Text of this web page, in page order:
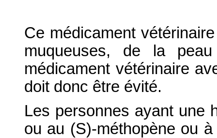
Ce médicament
muqueuses, de la
médicament vétérinaire
doit donc être évité.
Les personnes ayant une
ou au (S)-méthopène ou